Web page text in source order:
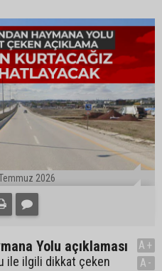
2026
Yolu açıklaması
ile ilgili dikkat çeken
A+
A-